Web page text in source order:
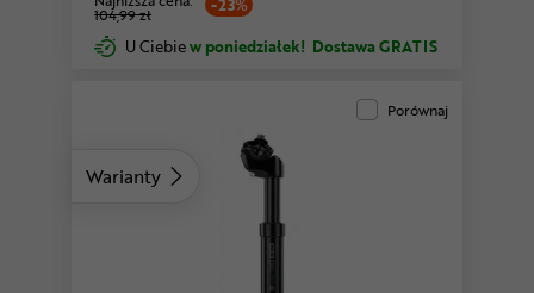
-23%
104,99 zł
U Ciebiew poniedziałek! Dostawa GRATIS
Warianty
Porównaj